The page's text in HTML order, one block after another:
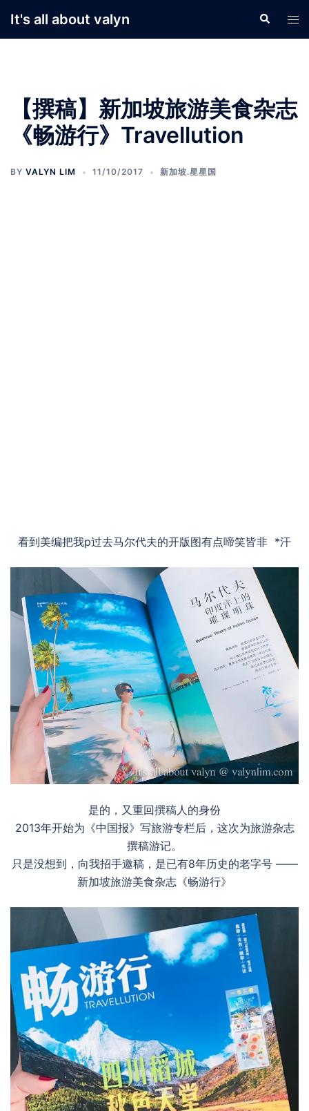
It's all about valyn Search
【撰稿】新加坡旅游美食杂志
《畅游行》Travellution
BY VALYN LIM 11/10/2017 新加坡.星星国
看到美编把我p过去马尔代夫的开版图有点啼笑皆非 *汗
是的，又重回撰稿人的身份
2013年开始为《中国报》写旅游专栏后，这次为旅游杂志
撰稿游记。
只是没想到，向我招手邀稿，是已有8年历史的老字号 ——
新加坡旅游美食杂志《畅游行》